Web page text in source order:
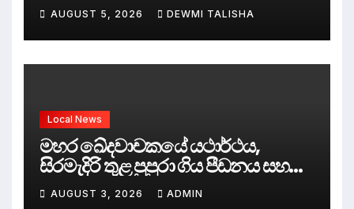
AUGUST 5, 2026 DEWMI TALISHA
Local News
මහර ඛේදවාචකයේ යථාර්ථය,
සිරමැදිරි තුළ පුපුරා ගිය පීඩනය සහ
පලිගැනීමේ දේශපාලනය
AUGUST 3, 2026 ADMIN